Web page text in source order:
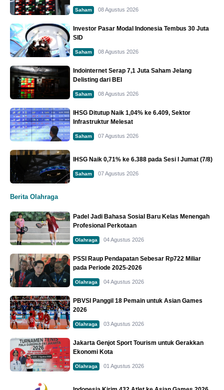
Saham 08 Agustus 2026
Investor Pasar Modal Indonesia Tembus 30 Juta
SID
Saham 08 Agustus 2026
Indointernet Serap 7,1 Juta Saham Jelang
Delisting dari BEI
Saham 08 Agustus 2026
IHSG Ditutup Naik 1,04% ke 6.409, Sektor
Infrastruktur Melesat
Saham 07 Agustus 2026
IHSG Naik 0,71% ke 6.388 pada Sesi I Jumat (7/8)
Saham 07 Agustus 2026
Berita Olahraga
Padel Jadi Bahasa Sosial Baru Kelas Menengah
Profesional Perkotaan
Olahraga 04 Agustus 2026
PSSI Raup Pendapatan Sebesar Rp722 Miliar
pada Periode 2025-2026
Olahraga 04 Agustus 2026
PBVSI Panggil 18 Pemain untuk Asian Games
2026
Olahraga 03 Agustus 2026
Jakarta Genjot Sport Tourism untuk Gerakkan
Ekonomi Kota
Olahraga 01 Agustus 2026